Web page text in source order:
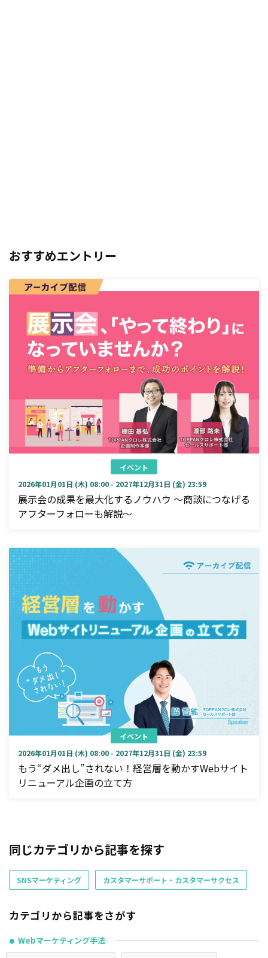
おすすめエントリー
イベント
2026年01月01日 (木) 08:00 - 2027年12月31日 (金) 23:59
展示会の成果を最大化するノウハウ ～商談につなげる
アフターフォローも解説～
イベント
2026年01月01日 (木) 08:00 - 2027年12月31日 (金) 23:59
もう“ダメ出し”されない！経営層を動かすWebサイト
リニューアル企画の立て方
同じカテゴリから記事を探す
SNSマーケティング カスタマーサポート・カスタマーサクセス
カテゴリから記事をさがす
● Webマーケティング手法